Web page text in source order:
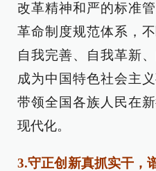
改革精神和严的标准
革命制度规范体系，
自我完善、自我革新
成为中国特色社会主
带领全国各族人民在
现代化。
3.守正创新真抓实干，